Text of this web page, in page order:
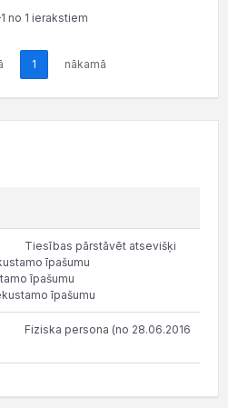
no 1 ierakstiem
1 nākamā
Tiesības pārstāvēt atsevišķi
īpašumu
īpašumu
īpašumu
Fiziska persona (no 28.06.2016